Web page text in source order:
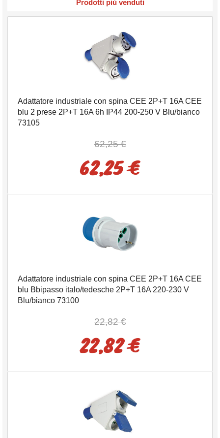
Prodotti più venduti
Adattatore industriale con spina CEE 2P+T 16A CEE
blu 2 prese 2P+T 16A 6h IP44 200-250 V Blu/bianco
73105
62,25 €
62,25 €
Adattatore industriale con spina CEE 2P+T 16A CEE
blu Bbipasso italo/tedesche 2P+T 16A 220-230 V
Blu/bianco 73100
22,82 €
22,82 €